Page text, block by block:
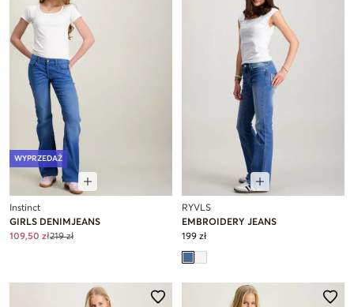
WYPRZEDAŻ
Instinct
GIRLS DENIMJEANS
109,50 zł219 zł
RYVLS
EMBROIDERY JEANS
199 zł